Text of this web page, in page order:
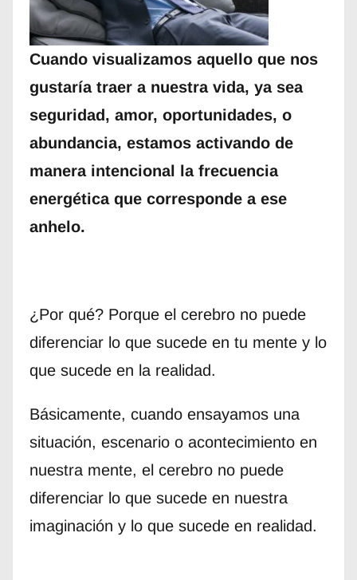
Cuando visualizamos aquello que nos
gustaría traer a nuestra vida, ya sea
seguridad, amor, oportunidades, o
abundancia, estamos activando de
manera intencional la frecuencia
energética que corresponde a ese
anhelo.
¿Por qué? Porque el cerebro no puede
diferenciar lo que sucede en tu mente y lo
que sucede en la realidad.
Básicamente, cuando ensayamos una
situación, escenario o acontecimiento en
nuestra mente, el cerebro no puede
diferenciar lo que sucede en nuestra
imaginación y lo que sucede en realidad.